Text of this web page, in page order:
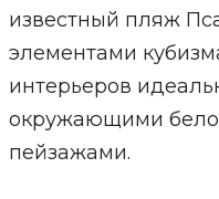
известный пляж
элементами
интерьеров
окружающими
пейзажами.